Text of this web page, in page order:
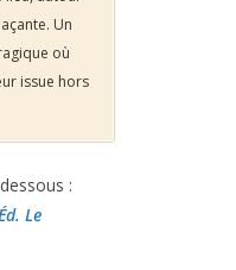
Un
où
issue hors
:
Le